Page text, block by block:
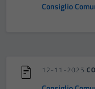
Consiglio
12-11-2025